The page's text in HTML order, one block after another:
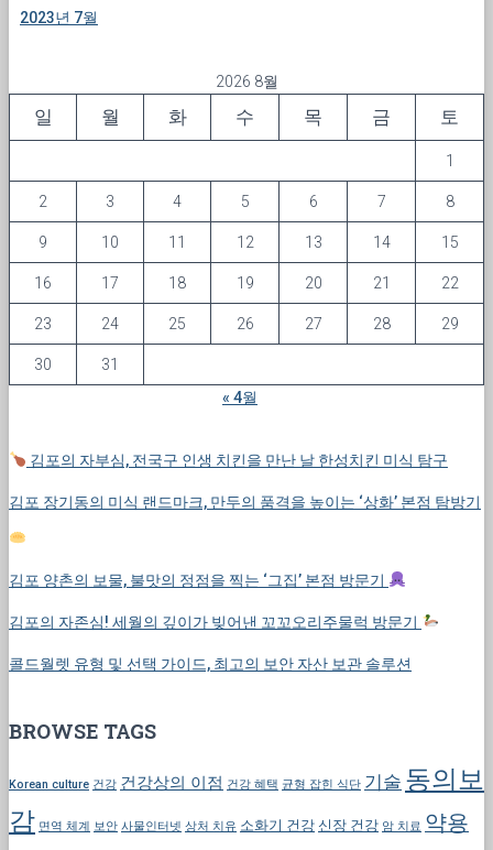
2023년 7월
2026 8월
일 월 화 수 목 금 토
1
2 3 4 5 6 7 8
9 10 11 12 13 14 15
16 17 18 19 20 21 22
23 24 25 26 27 28 29
30
31
« 4월
김포의 자부심, 전국구 인생 치킨을 만난 날 한성치킨 미식 탐구
김포 장기동의 미식 랜드마크, 만두의 품격을 높이는 ‘상화’ 본점 탐방기
김포 양촌의 보물, 불맛의 정점을 찍는 ‘그집’ 본점 방문기
김포의 자존심! 세월의 깊이가 빚어낸 꼬꼬오리주물럭 방문기
콜드월렛 유형 및 선택 가이드, 최고의 보안 자산 보관 솔루션
BROWSE TAGS
Korean culture 건강 건강상의 이점 건강 혜택 균형 잡힌 식단 기술 동의보
감 면역 체계 보안 사물인터넷 상처 치유 소화기 건강 신장 건강 암 치료 약용